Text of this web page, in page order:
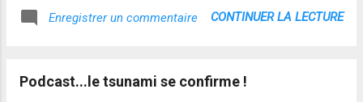
Enregistrer un commentaire CONTINUER LA LECTURE
Podcast...le tsunami se confirme !